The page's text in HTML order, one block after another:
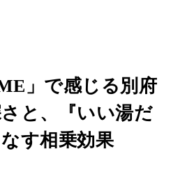
」で感じる別府
と、『いい湯だ
す相乗効果